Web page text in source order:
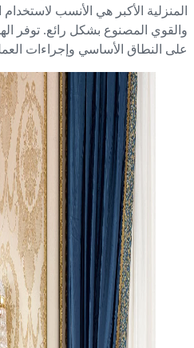
الأكبر هي الأنسب لاستخدام
المصنوع بشكل رائع. توفر الهياكل
النطاق الأساسي وإجراءات العمل.